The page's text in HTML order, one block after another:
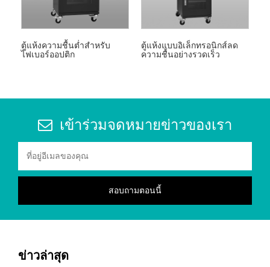
ตู้แห้งความชื้นต่ำสำหรับ
ไฟเบอร์ออปติก
ตู้แห้งแบบอิเล็กทรอนิกส์ลด
ความชื้นอย่างรวดเร็ว
เข้าร่วมจดหมายข่าวของเรา
ข่าวล่าสุด